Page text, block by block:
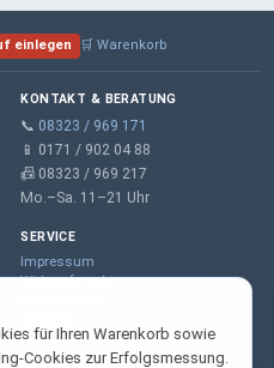
für Ihren Warenkorb sowie
Cookies zur Erfolgsmessung.
einlegen 🛒 Warenkorb
KONTAKT & BERATUNG
📞 08323 / 969 171
📱 0171 / 902 04 88
📠 08323 / 969 217
Mo.–Sa. 11–21 Uhr
SERVICE
Impressum
Widerrufsrecht
AGB
Lieferung & Zahlung